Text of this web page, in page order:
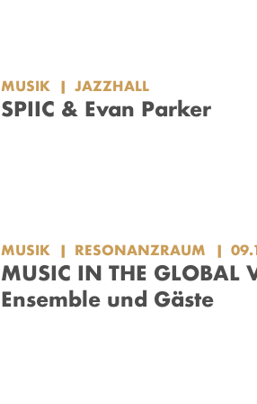
MUSIK JAZZHALL
SPIIC & Evan Parker
MUSIK RESONANZRAUM
MUSIC IN THE GLOBAL
Ensemble und Gäste